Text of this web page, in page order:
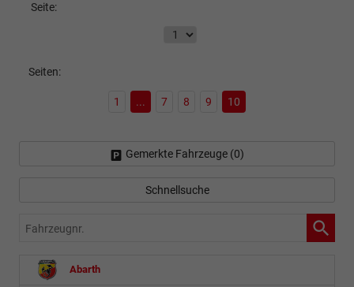
Seite:
Seiten:
1 ... 7 8 9 10
Gemerkte Fahrzeuge (0)
Schnellsuche
Fahrzeugnr.
Abarth